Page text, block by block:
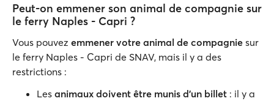
Peut-on emmener son animal de compagnie sur
le ferry Naples - Capri ?
Vous pouvez emmener votre animal de compagnie sur
le ferry Naples - Capri de SNAV, mais il y a des
restrictions :
Les animaux doivent être munis d'un billet : il y a